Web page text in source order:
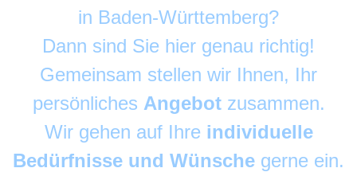
in Baden-Württemberg?
Dann sind Sie hier genau richtig!
Gemeinsam stellen wir Ihnen, Ihr
persönliches Angebot zusammen.
Wir gehen auf Ihre individuelle
Bedürfnisse und Wünsche gerne ein.